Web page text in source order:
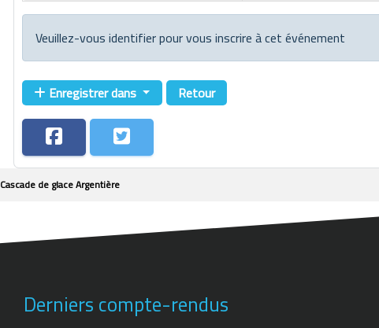
Veuillez-vous identifier pour vous inscrire à cet événement
Enregistrer dans Retour
Cascade de glace Argentière
Derniers compte-rendus